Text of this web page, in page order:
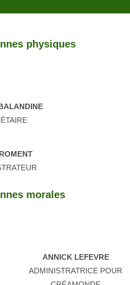
physiques
morales
ANNICK LEFEVRE
ADMINISTRATRICE POUR